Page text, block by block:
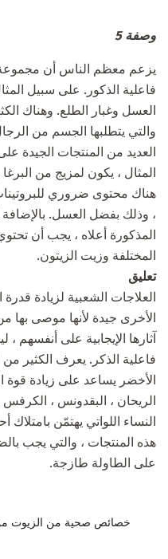
وصفة 5
يزعم معظم الناس أن مجموعة
فاعلية الذكور. على سبيل
العسل وغبار الطلع. وهناك
والتي يتطلبها الجسم من
العديد من المنتجات الجيدة
المثال ، يكون لمزيج من
هناك محتوى ضروري
، وذلك بفضل العسل. بالإضافة
المذكورة أعلاه ، يجب أن
المختلفة وزيت الزيتون.
تعليق
العلاجات الشعبية لزيادة
الأخرى جيدة لأنها موصى بها
آثارها الإيجابية على أنفسهم
فاعلية الذكر. يعرف الكثير
الأخضر يساعد على زيادة قوة
الريحان ، البقدونس ،
النساء اللواتي يهتمّن بامتلاك
هذه المنتجات ، والتي يجب
على الطاولة طازجة.
خصائص صحية من الزيوت من